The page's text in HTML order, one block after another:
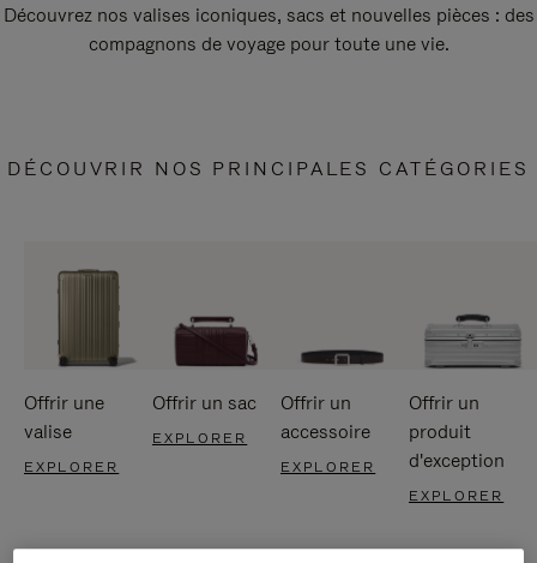
Découvrez nos valises iconiques, sacs et nouvelles pièces : des
compagnons de voyage pour toute une vie.
DÉCOUVRIR NOS PRINCIPALES CATÉGORIES
Offrir une
valise
EXPLORER
Offrir un sac
EXPLORER
Offrir un
accessoire
EXPLORER
Offrir un
produit
d'exception
EXPLORER